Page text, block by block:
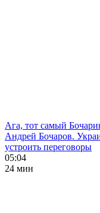
Ага, тот самый
Андрей Бочаров.
устроить переговоры
05:04
24 мин